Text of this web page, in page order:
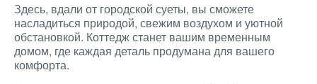
Здесь, вдали от городской суеты, вы сможете
насладиться природой, свежим воздухом и уютной
обстановкой. Коттедж станет вашим временным
домом, где каждая деталь продумана для вашего
комфорта.